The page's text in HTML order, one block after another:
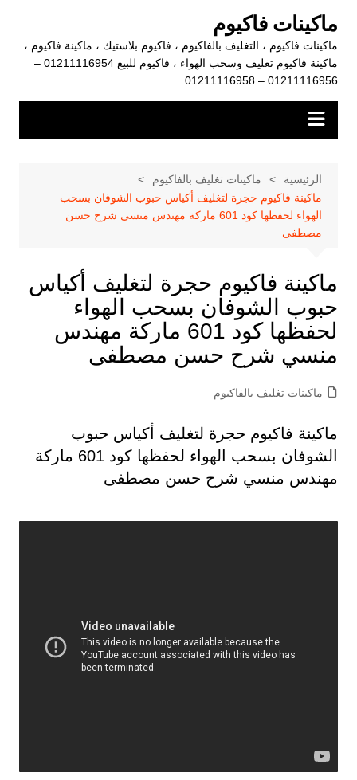
المحتوى
ماكينات فاكيوم
ماكينات فاكيوم ، التغليف بالفاكيوم ، فاكيوم بلاستيك ، ماكينة فاكيوم ،
ماكينة فاكيوم تغليف وسحب الهواء ، فاكيوم للبيع 01211116954 –
01211116956 – 01211116958
الرئيسية
ماكينات تغليف بالفاكيوم
ماكينة فاكيوم حجرة لتغليف أكياس حبوب الشوفان بسحب
الهواء لحفظها كود 601 ماركة مهندس منسي شرح حسن
مصطفى
ماكينة فاكيوم حجرة لتغليف أكياس
حبوب الشوفان بسحب الهواء
لحفظها كود 601 ماركة مهندس
منسي شرح حسن مصطفى
ماكينات تغليف بالفاكيوم
ماكينة فاكيوم حجرة لتغليف أكياس حبوب
الشوفان بسحب الهواء لحفظها كود 601 ماركة
مهندس منسي شرح حسن مصطفى